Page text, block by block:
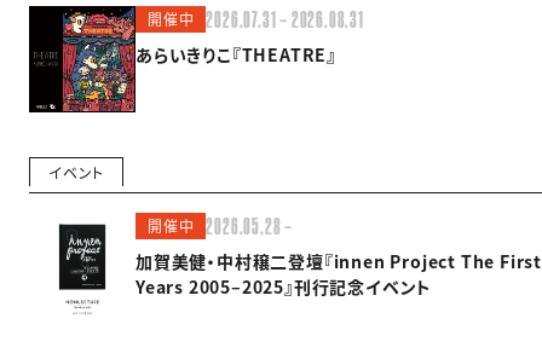
開催中 2026.07.31 — 2026.08.31
あらいきりこ『THEATRE』
イベント
開催中 2026.05.28 —
加賀美健・中村穣二登壇『innen Project The First
Years 2005–2025』刊行記念イベント